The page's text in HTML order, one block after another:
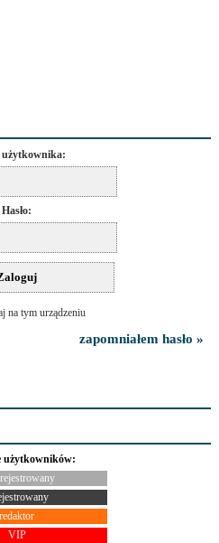
użytkownika:
Hasło:
na tym urządzeniu
zapomniałem hasło »
użytkowników:
redaktor
VIP